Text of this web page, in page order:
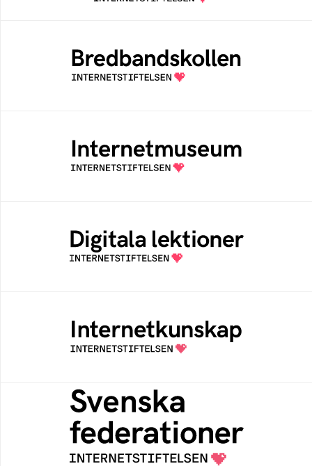
Bredbandskollen är ett oberoende
konsumentverktyg som drivs av
Internetstiftelsen
Ett digitalt museum som byggts, och kureras
av Internetstiftelsen
Öppen digital lärresurs med färdiga lektioner
för alla stadier i grundskolan
Samlad kunskap som hjälper dig att bli en
säker och medveten internetanvändare
Svenska federationer
Grunden för medlemskap i en sektors- eller
kontextspecifik federation